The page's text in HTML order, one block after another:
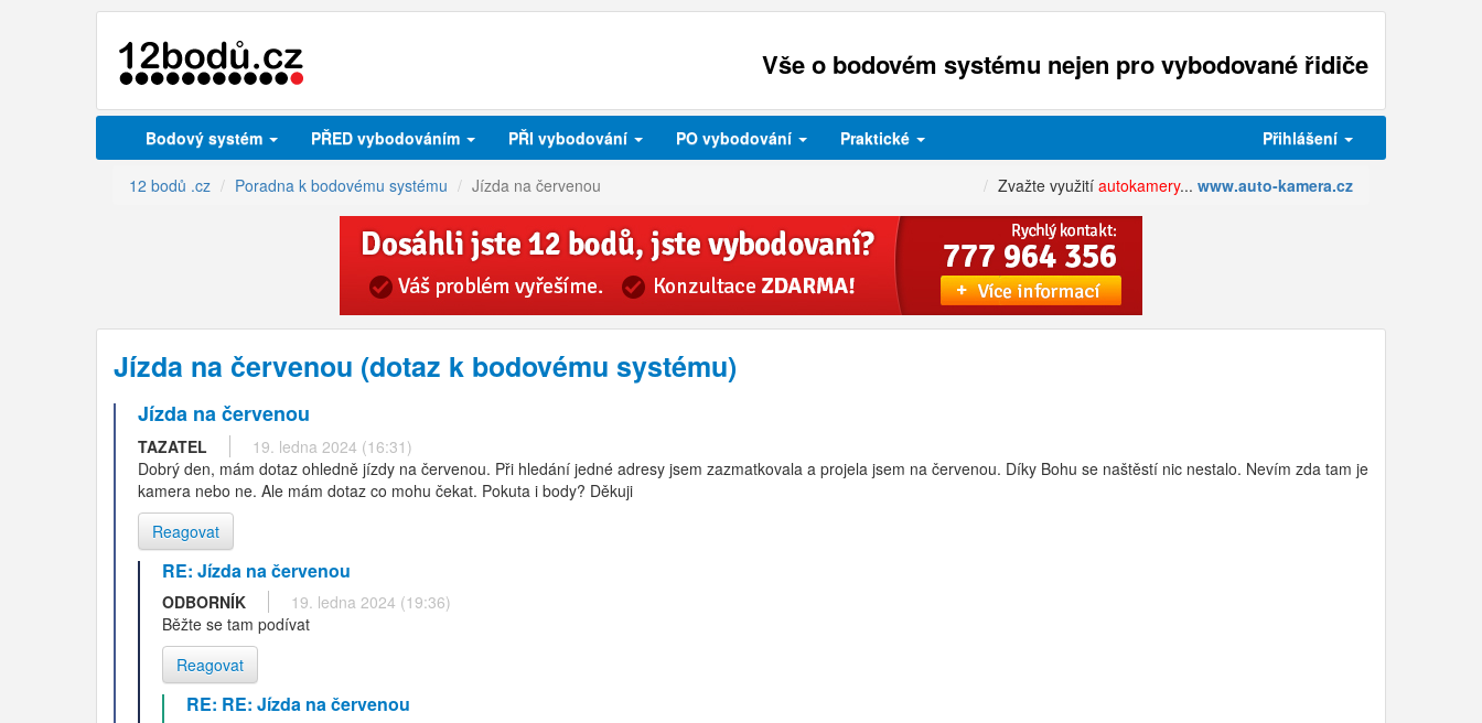
Vše o bodovém systému nejen pro vybodované řidiče
Bodový systém PŘED vybodováním PŘI vybodování PO vybodování Praktické Přihlášení
12 bodů .cz Poradna k bodovému systému Jízda na červenou Zvažte využití autokamery... www.auto-kamera.cz
Jízda na červenou (dotaz k bodovému systému)
Jízda na červenou
TAZATEL
19. ledna 2024 (16:31)
Dobrý den, mám dotaz ohledně jízdy na červenou. Při hledání jedné adresy jsem zazmatkovala a projela jsem na červenou. Díky Bohu se naštěstí nic nestalo. Nevím zda tam je
kamera nebo ne. Ale mám dotaz co mohu čekat. Pokuta i body? Děkuji
Reagovat
RE: Jízda na červenou
ODBORNÍK
19. ledna 2024 (19:36)
Běžte se tam podívat
Reagovat
RE: RE: Jízda na červenou